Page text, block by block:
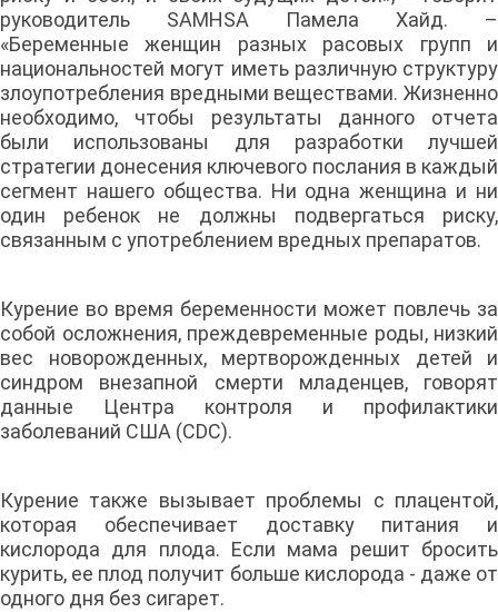
руководитель SAMHSA Памела Хайд. –
«Беременные женщин разных расовых групп и
национальностей могут иметь различную структуру
злоупотребления вредными веществами. Жизненно
необходимо, чтобы результаты данного отчета
были использованы для разработки лучшей
стратегии донесения ключевого послания в каждый
сегмент нашего общества. Ни одна женщина и ни
один ребенок не должны подвергаться риску,
связанным с употреблением вредных препаратов.
Курение во время беременности может повлечь за
собой осложнения, преждевременные роды, низкий
вес новорожденных, мертворожденных детей и
синдром внезапной смерти младенцев, говорят
данные Центра контроля и профилактики
заболеваний США (CDC).
Курение также вызывает проблемы с плацентой,
которая обеспечивает доставку питания и
кислорода для плода. Если мама решит бросить
курить, ее плод получит больше кислорода - даже от
одного дня без сигарет.